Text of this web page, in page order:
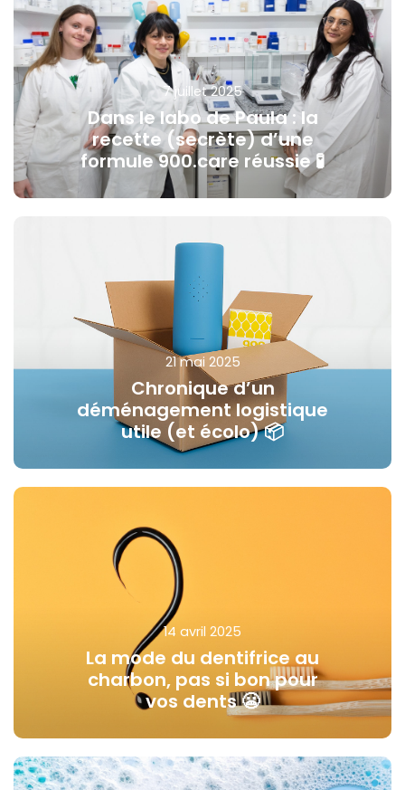
7 juillet 2025
Dans le labo de Paula : la
recette (secrète) d’une
formule 900.care réussie 🧪
21 mai 2025
Chronique d’un
déménagement logistique
utile (et écolo) 📦
14 avril 2025
La mode du dentifrice au
charbon, pas si bon pour
vos dents 😬